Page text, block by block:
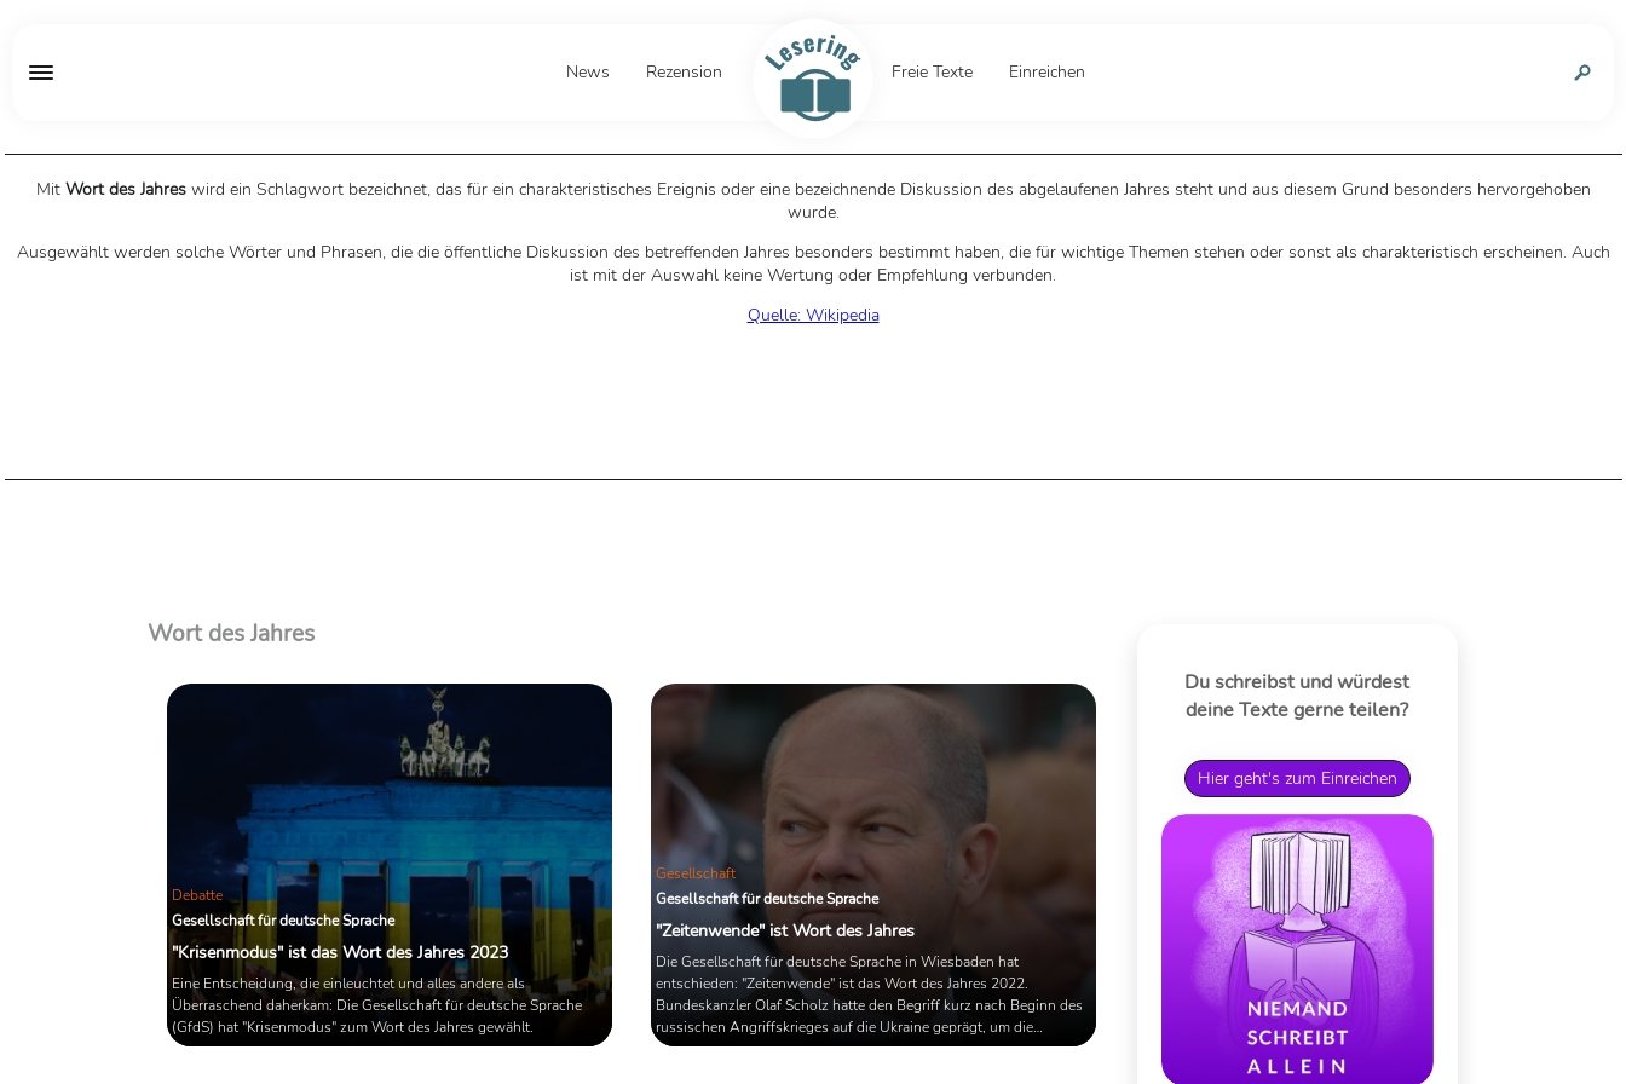
News Rezension Freie Texte Einreichen
Mit Wort des Jahreswird ein Schlagwort bezeichnet, das für ein charakteristisches Ereignis oder eine bezeichnende Diskussion des abgelaufenen Jahres steht und aus diesem Grund besonders hervorgehoben
wurde.
Ausgewählt werden solche Wörter und Phrasen, die die öffentliche Diskussion des betreffenden Jahres besonders bestimmt haben, die für wichtige Themen stehen oder sonst als charakteristisch erscheinen. Auch
ist mit der Auswahl keine Wertung oder Empfehlung verbunden.
Quelle: Wikipedia
Wort des Jahres
Debatte
Gesellschaft für deutsche Sprache
"Krisenmodus" ist das Wort des Jahres 2023
Eine Entscheidung, die einleuchtet und alles andere als
Überraschend daherkam: Die Gesellschaft für deutsche Sprache
(GfdS) hat "Krisenmodus" zum Wort des Jahres gewählt.
Gesellschaft
Gesellschaft für deutsche Sprache
"Zeitenwende" ist Wort des Jahres
Die Gesellschaft für deutsche Sprache in Wiesbaden hat
entschieden: "Zeitenwende" ist das Wort des Jahres 2022.
Bundeskanzler Olaf Scholz hatte den Begriff kurz nach Beginn des
russischen Angriffskrieges auf die Ukraine geprägt, um die
Notwendigkeit eines rigorosen Kurswechsels deutlich zu machen.
Du schreibst und würdest
deine Texte gerne teilen?
Hier geht's zum Einreichen